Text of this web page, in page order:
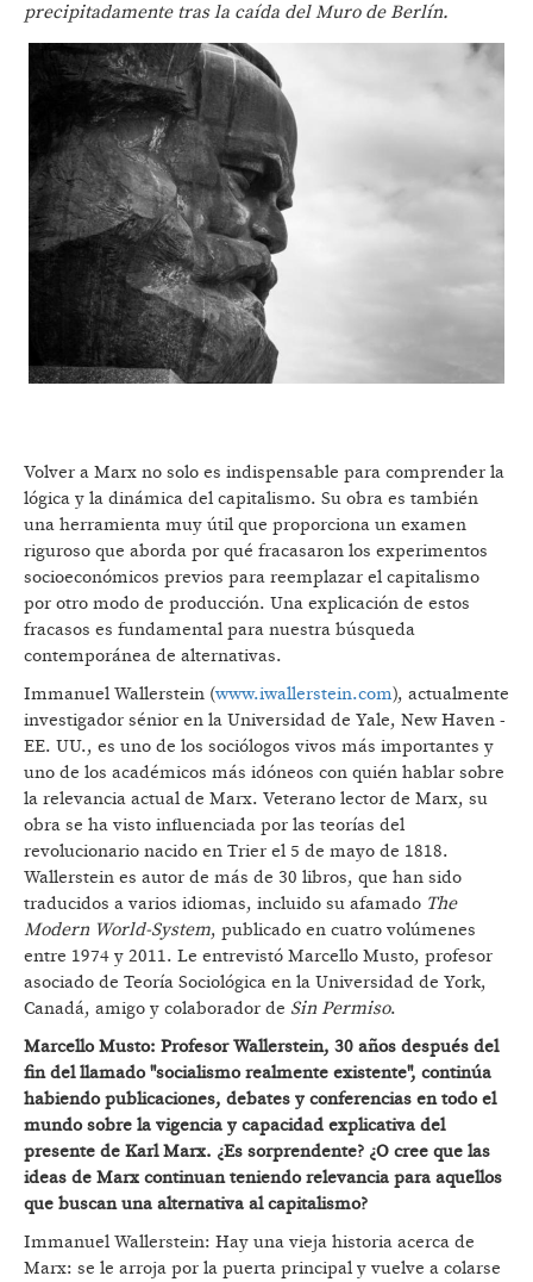
precipitadamente tras la caída del Muro de Berlín.
Volver a Marx no solo es indispensable para comprender la
lógica y la dinámica del capitalismo. Su obra es también
una herramienta muy útil que proporciona un examen
riguroso que aborda por qué fracasaron los experimentos
socioeconómicos previos para reemplazar el capitalismo
por otro modo de producción. Una explicación de estos
fracasos es fundamental para nuestra búsqueda
contemporánea de alternativas.
Immanuel Wallerstein (www.iwallerstein.com), actualmente
investigador sénior en la Universidad de Yale, New Haven -
EE. UU., es uno de los sociólogos vivos más importantes y
uno de los académicos más idóneos con quién hablar sobre
la relevancia actual de Marx. Veterano lector de Marx, su
obra se ha visto influenciada por las teorías del
revolucionario nacido en Trier el 5 de mayo de 1818.
Wallerstein es autor de más de 30 libros, que han sido
traducidos a varios idiomas, incluido su afamado The
Modern World-System, publicado en cuatro volúmenes
entre 1974 y 2011. Le entrevistó Marcello Musto, profesor
asociado de Teoría Sociológica en la Universidad de York,
Canadá, amigo y colaborador de Sin Permiso.
Marcello Musto: Profesor Wallerstein, 30 años después del
fin del llamado "socialismo realmente existente", continúa
habiendo publicaciones, debates y conferencias en todo el
mundo sobre la vigencia y capacidad explicativa del
presente de Karl Marx. ¿Es sorprendente? ¿O cree que las
ideas de Marx continuan teniendo relevancia para aquellos
que buscan una alternativa al capitalismo?
Immanuel Wallerstein: Hay una vieja historia acerca de
Marx: se le arroja por la puerta principal y vuelve a colarse